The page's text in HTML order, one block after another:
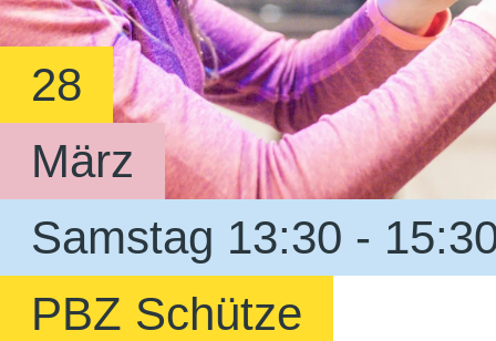
28
März
Samstag 13:30 -
PBZ Schütze